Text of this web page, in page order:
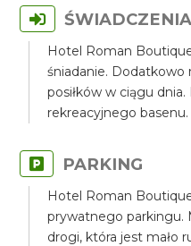
ŚWIADCZENIA
Hotel Roman
śniadanie. Dodatkowo
posiłków w ciągu
rekreacyjnego basenu.
PARKING
Hotel Roman
prywatnego parkingu.
drogi, która jest mało